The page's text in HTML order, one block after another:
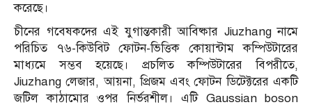
করেছে।
চীনের গবেষকদের এই যুগান্তকারী আবিষ্কার Jiuzhang নামে
পরিচিত ৭৬-কিউবিট ফোটন-ভিত্তিক কোয়ান্টাম কম্পিউটারের
মাধ্যমে সম্ভব হয়েছে। প্রচলিত কম্পিউটারের বিপরীতে,
Jiuzhang লেজার, আয়না, প্রিজম এবং ফোটন ডিটেক্টরের একটি
জটিল কাঠামোর ওপর নির্ভরশীল। এটি Gaussian boson